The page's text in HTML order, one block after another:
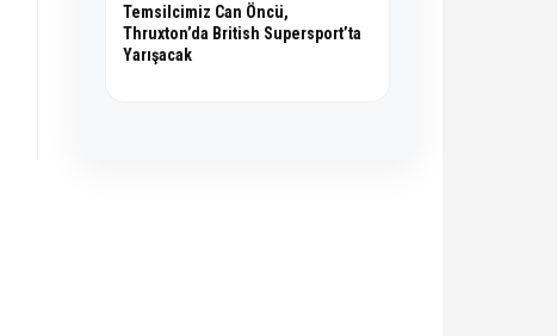
Temsilcimiz Can Öncü,
Thruxton’da British Supersport’ta
Yarışacak